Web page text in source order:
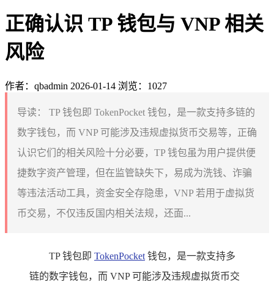
正确认识 TP 钱包与 VNP 相关
风险
作者：qbadmin 2026-01-14 浏览：1027
导读：
TP 钱包即 TokenPocket 钱包，是一款支持多链的
数字钱包，而 VNP 可能涉及违规虚拟货币交易等，正确
认识它们的相关风险十分必要，TP 钱包虽为用户提供便
捷数字资产管理，但在监管缺失下，易成为洗钱、诈骗
等违法活动工具，资金安全存隐患，VNP 若用于虚拟货
币交易，不仅违反国内相关法规，还面...
TP 钱包即 TokenPocket 钱包，是一款支持多
链的数字钱包，而 VNP 可能涉及违规虚拟货币交